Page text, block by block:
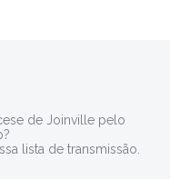
de Joinville pelo
lista de transmissão.